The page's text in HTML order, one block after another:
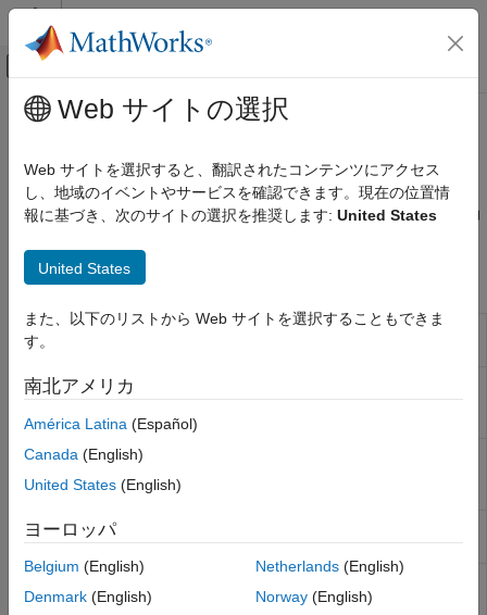
コンテンツへスキップ
オフキャンバス ナビゲーション メ
ドキュメンテーションのホーム
Simscape Electrical
Electrical ブロック ライブラリ
カテゴリ
システムレベルのモデル化
Asynchronous​
Mechanical
Reluctance and Stepper
Synchronous
メインコンテンツ
Permanent Magnet
ブラシレス DC モーター、永久磁石同期モーター
永久磁石モーターを使用して、高エネルギー用途向けの回転電力
Simscape ブロック
BLDC
台形の磁束分布をもつ 3 巻線ブラシレス直
FEM-
Parameterized
PMSM
defined in terms of magnetic flux linkage
Hybrid
PMSM
PMLSM
モーター
PMSM
正弦波の磁束分布をもつ永久磁石同期モー
Web サイトの選択
Web サイトを選択すると、翻訳されたコンテンツにアクセス
し、地域のイベントやサービスを確認できます。現在の位置情
報に基づき、次のサイトの選択を推奨します: United States
United States
また、以下のリストから Web サイトを選択することもできま
す。
南北アメリカ
América Latina (Español)
Canada (English)
United States (English)
ヨーロッパ
Belgium (English)
Denmark (English)
Netherlands(English)
Norway(English)